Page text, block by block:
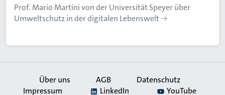
Prof. Mario Martini von der Universität Speyer über
Umweltschutz in der digitalen Lebenswelt
Über uns AGB
Datenschutz
Impressum
LinkedIn YouTube